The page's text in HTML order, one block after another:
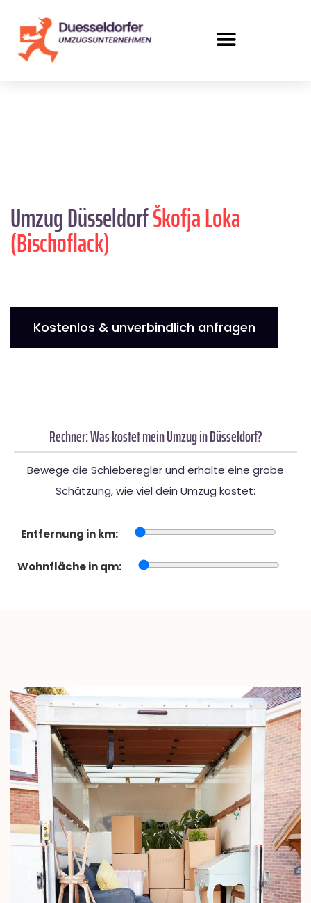
Umzug DüsseldorfŠkofja Loka
(Bischoflack)
Kostenlos & unverbindlich anfragen
Rechner: Was kostet mein Umzug in Düsseldorf?
Bewege die Schieberegler und erhalte eine grobe
Schätzung, wie viel dein Umzug kostet:
Entfernung in km:
Wohnfläche in qm: